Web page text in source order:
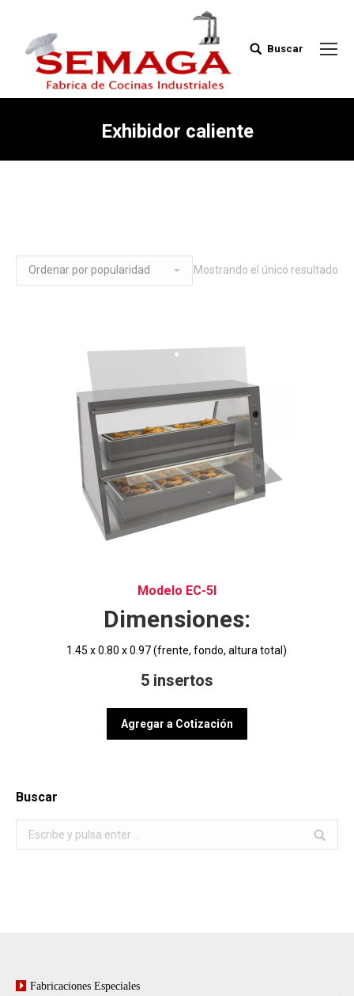
Buscar:
Buscar
Exhibidor caliente
Mostrando el único resultado
Modelo EC-5I
Dimensiones:
1.45 x 0.80 x 0.97 (frente, fondo, altura total)
5 insertos
Agregar a Cotización
Buscar
Buscar:
Fabricaciones Especiales